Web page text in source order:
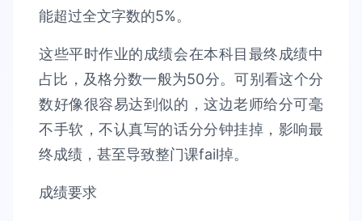
能超过全文字数的5%。
这些平时作业的成绩会在本科目最终成绩中
占比，及格分数一般为50分。可别看这个分
数好像很容易达到似的，这边老师给分可毫
不手软，不认真写的话分分钟挂掉，影响最
终成绩，甚至导致整门课fail掉。
成绩要求